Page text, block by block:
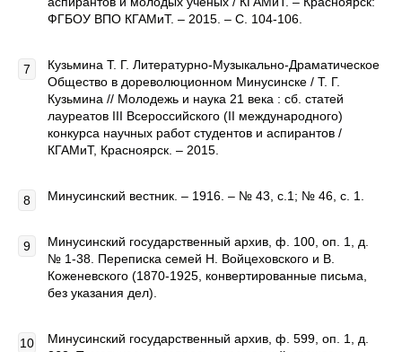
ФГБОУ ВПО КГАМиТ. – 2015. – С. 104-106.
Кузьмина Т. Г. Литературно-Музыкально-Драматическое
Общество в дореволюционном Минусинске / Т. Г.
Кузьмина // Молодежь и наука 21 века : сб. статей
лауреатов III Всероссийского (II международного)
конкурса научных работ студентов и аспирантов /
КГАМиТ, Красноярск. – 2015.
Минусинский вестник. – 1916. – № 43, с.1; № 46, с. 1.
Минусинский государственный архив, ф. 100, оп. 1, д.
№ 1-38. Переписка семей Н. Войцеховского и В.
Коженевского (1870-1925, конвертированные письма,
без указания дел).
Минусинский государственный архив, ф. 599, оп. 1, д.